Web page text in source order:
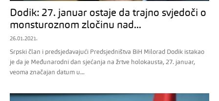
Dodik: 27. januar ostaje da trajno svjedoči o
monsturoznom zločinu nad...
26.01.2021.
Srpski član i predsjedavajući Predsjedništva BiH Milorad Dodik istakao
je da je Međunarodni dan sjećanja na žrtve holokausta, 27. januar,
veoma značajan datum u...